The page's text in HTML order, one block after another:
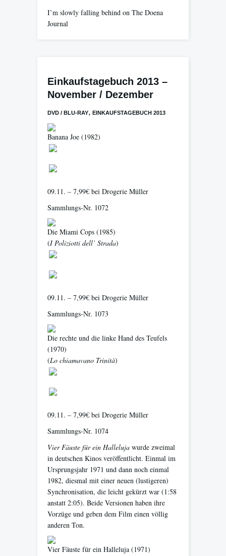
I’m slowly falling behind on The Doena
Journal
Einkaufstagebuch 2013 –
November / Dezember
DVD / BLU-RAY, EINKAUFSTAGEBUCH 2013
Banana Joe (1982)
09.11. – 7,99€ bei Drogerie Müller
Sammlungs-Nr. 1072
Die Miami Cops (1985)
(I Poliziotti dell’ Strada)
09.11. – 7,99€ bei Drogerie Müller
Sammlungs-Nr. 1073
Die rechte und die linke Hand des Teufels
(1970)
(Lo chiamavano Trinità)
09.11. – 7,99€ bei Drogerie Müller
Sammlungs-Nr. 1074
Vier Fäuste für ein Halleluja wurde zweimal
in deutschen Kinos veröffentlicht. Einmal im
Ursprungsjahr 1971 und dann noch einmal
1982, diesmal mit einer neuen (lustigeren)
Synchronisation, die leicht gekürzt war (1:58
anstatt 2:05). Beide Versionen haben ihre
Vorzüge und geben dem Film einen völlig
anderen Ton.
Vier Fäuste für ein Halleluja (1971)